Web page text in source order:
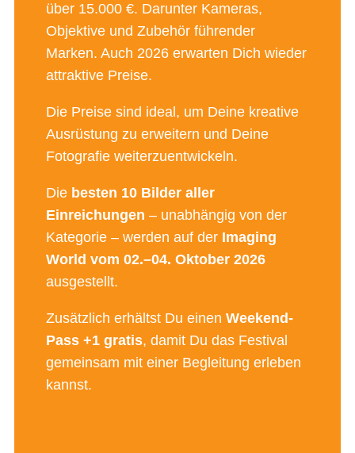
über 15.000 €. Darunter Kameras,
Objektive und Zubehör führender
Marken. Auch 2026 erwarten Dich wieder
attraktive Preise.
Die Preise sind ideal, um Deine kreative
Ausrüstung zu erweitern und Deine
Fotografie weiterzuentwickeln.
Die besten 10 Bilder aller
Einreichungen – unabhängig von der
Kategorie – werden auf der Imaging
World vom 02.–04. Oktober 2026
ausgestellt.
Zusätzlich erhältst Du einen Weekend-
Pass +1 gratis, damit Du das Festival
gemeinsam mit einer Begleitung erleben
kannst.